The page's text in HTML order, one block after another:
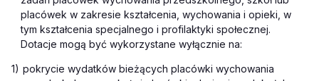
placówek w zakresie kształcenia, wychowania i opieki, w
tym kształcenia specjalnego i profilaktyki społecznej.
Dotacje mogą być wykorzystane wyłącznie na:
1) pokrycie wydatków bieżących placówki wychowania